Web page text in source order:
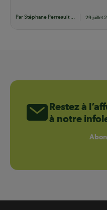
Par Stéphane Perreault ... 29 juillet
Restez à
à notre